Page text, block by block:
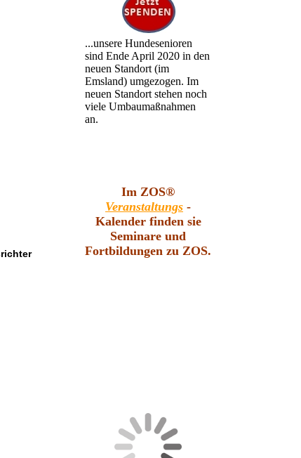
...unsere Hundesenioren
sind Ende April 2020 in den
neuen Standort (im
Emsland) umgezogen. Im
neuen Standort stehen noch
viele Umbaumaßnahmen
an.
Im ZOS®
Veranstaltungs -
Kalender finden sie
Seminare und
Fortbildungen zu ZOS.